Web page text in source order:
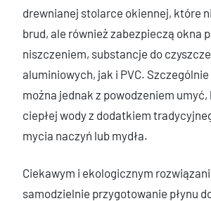
drewnianej stolarce okiennej, które
brud, ale również zabezpieczą okna
niszczeniem, substancje do
aluminiowych, jak i PVC.
można jednak z powodzeniem
ciepłej wody z dodatkiem
mycia naczyń lub mydła.
Ciekawym i ekologicznym
samodzielnie przygotowanie płynu